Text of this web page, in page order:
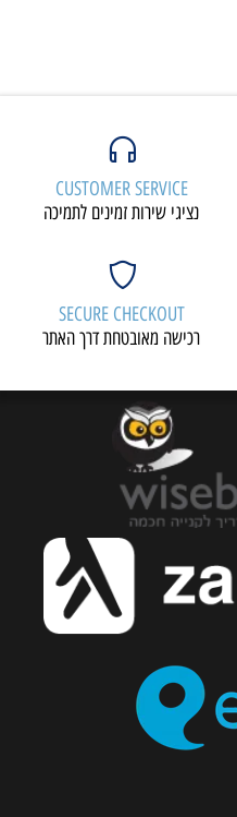
CUSTOMER SERVICE
נציגי שירות זמינים לתמיכה
SECURE CHECKOUT
רכישה מאובטחת דרך האתר